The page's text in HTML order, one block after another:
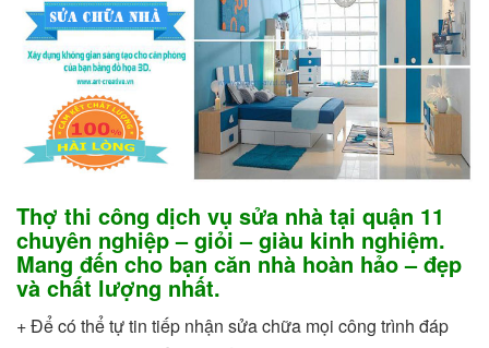
Thợ thi công dịch vụ sửa nhà tại quận 11
chuyên nghiệp – giỏi – giàu kinh nghiệm.
Mang đến cho bạn căn nhà hoàn hảo – đẹp
và chất lượng nhất.
+ Để có thể tự tin tiếp nhận sửa chữa mọi công trình đáp